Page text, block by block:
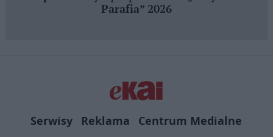
Parafia” 2026
Serwisy Reklama Centrum Medialne